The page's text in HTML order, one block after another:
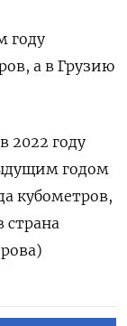
году
а в Грузию
2022 году
годом
кубометров,
страна